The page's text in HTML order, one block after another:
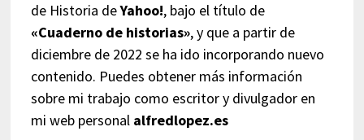
de Historia deYahoo!, bajo el título de
«Cuaderno de historias», y que a partir de
diciembre de 2022 se ha ido incorporando nuevo
contenido. Puedes obtener más información
sobre mi trabajo como escritor y divulgador en
mi web personal alfredlopez.es